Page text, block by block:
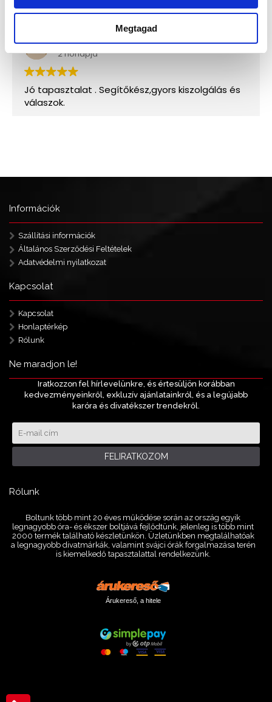
Megtagad
Információk
Szállítási információk
Általános Szerződési Feltételek
Adatvédelmi nyilatkozat
Kapcsolat
Kapcsolat
Honlaptérkép
Rólunk
Ne maradjon le!
Iratkozzon fel hírlevelünkre, és értesüljön korábban
kedvezményeinkről, exkluzív ajánlatainkról, és a legújabb
karóra és divatékszer trendekről.
FELIRATKOZOM
Rólunk
Boltunk több mint 20 éves működése során az ország egyik
legnagyobb óra- és ékszer boltjává fejlődtünk, jelenleg is több mint
2000 termék található készletünkön. Üzletünkben megtalálhatóak
a legnagyobb divatmárkák, valamint svájci órák forgalmazása terén
is kiemelkedő tapasztalattal rendelkezünk.
Árukereső, a hitele